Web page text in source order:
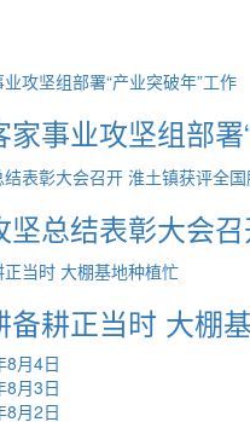
事业攻坚组部署
坚总结表彰大会
备耕正当时 大棚
8月4日
8月3日
8月2日